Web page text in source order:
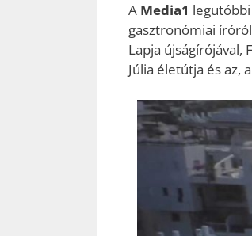
A Media1
gasztronómiai
Lapja újságírójával,
Júlia életútja és az,